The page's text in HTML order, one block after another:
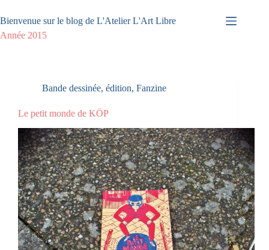
au
contenu
Bienvenue sur le blog de L'Atelier L'Art Libre
Année 2015
Bande dessinée, édition, Fanzine
Le petit monde de KÖP